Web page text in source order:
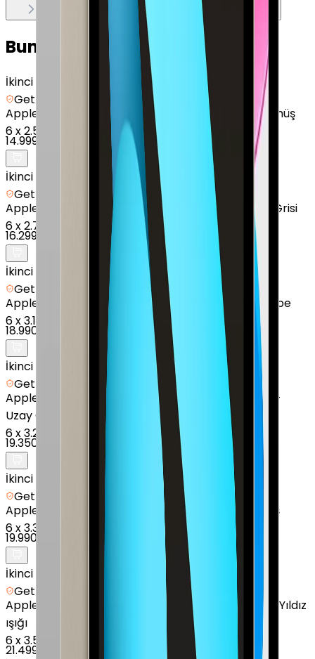
Bunları da Beğenebilirsin
İkinci el
Getmobil Güvencesi
Apple
iPad (9. Nesil) - 64 GB - 10.2 İnç - GPS - Gümüş
6x2.500 TL
14.999 TL
İkinci el
Getmobil Güvencesi
Apple
iPad (8. Nesil) - 128 GB - 10.2" - GPS - Uzay Grisi
6x2.717 TL
16.299 TL
İkinci el
Getmobil Güvencesi
Apple
iPad (10. Nesil) - 256 GB - 10.9" - GPS - Pembe
6x3.165 TL
18.990 TL
İkinci el
Getmobil Güvencesi
Apple
iPad Air (3. Nesil) - 256 GB - 10.9" - Cellular -
Uzay Grisi
6x3.225 TL
19.350 TL
İkinci el
Getmobil Güvencesi
Apple
iPad 11" (A16) - 128 GB - 11 inç - GPS - Gümüş
6x3.332 TL
19.990 TL
İkinci el
Getmobil Güvencesi
Apple
iPad mini (6. Nesil) - 64 GB - 8.3 İnç - GPS - Yıldız
ışığı
6x3.583 TL
21.499 TL